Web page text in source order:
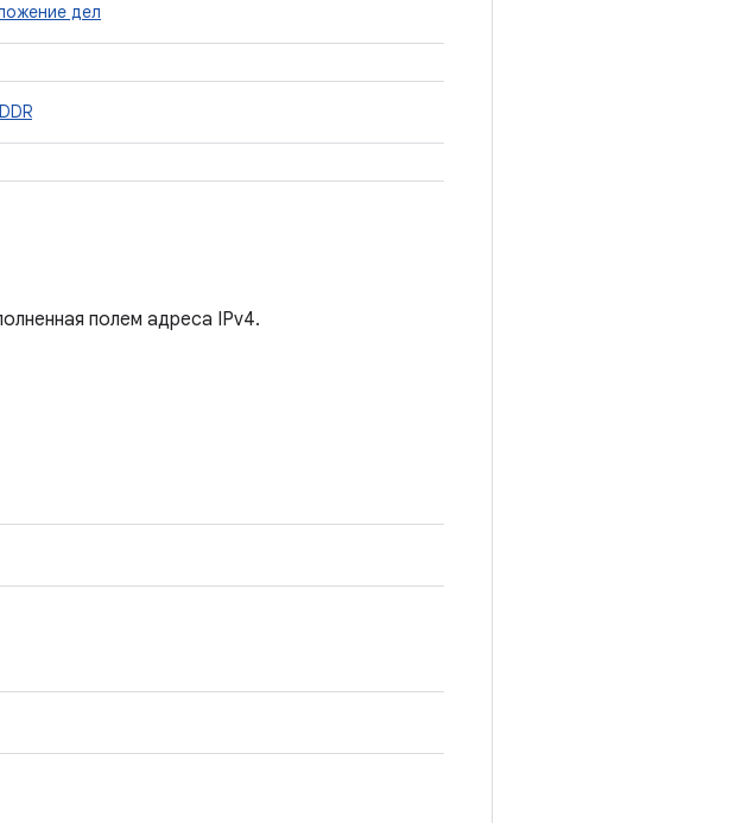
дел
полем адреса IPv4.